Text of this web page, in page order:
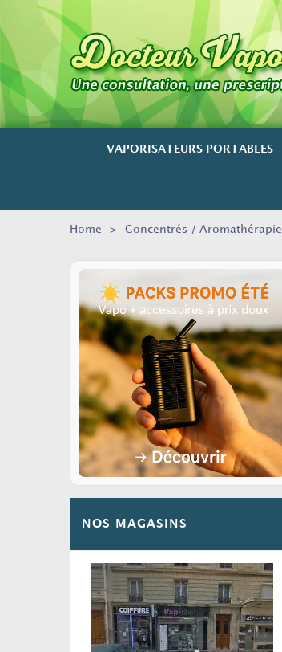
VAPORISATEURS PORTABLES
Home > Concentrés / Aromathérapie
NOS MAGASINS